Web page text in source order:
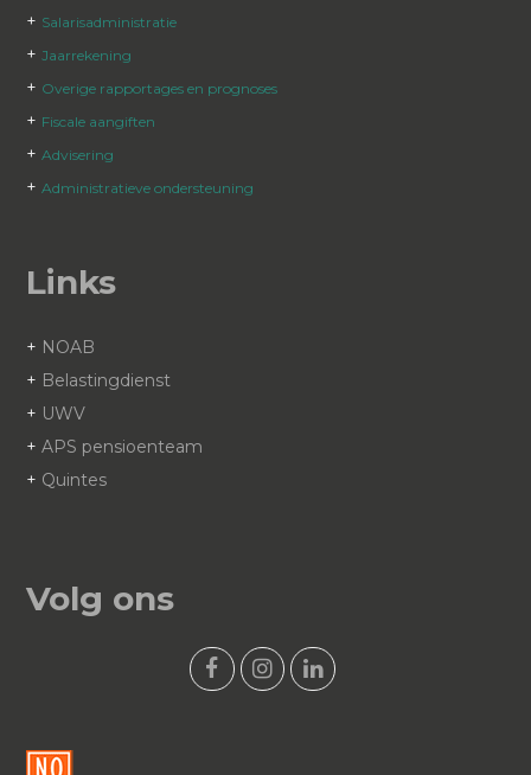
+ Salarisadministratie
+Jaarrekening
+ Overige rapportages en prognoses
+ Fiscale aangiften
+Advisering
+Administratieve ondersteuning
Links
+ NOAB
+ Belastingdienst
+ UWV
+APS pensioenteam
+ Quintes
Volg ons
F
L